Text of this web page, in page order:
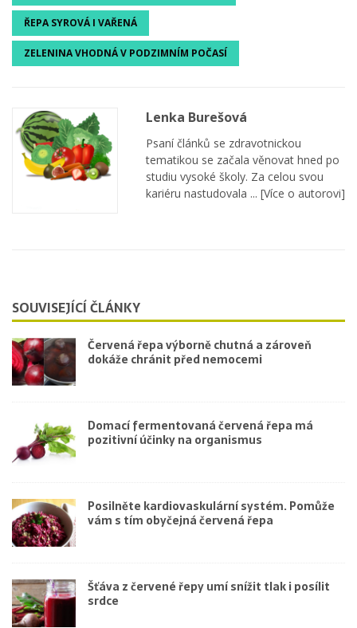
ŘEPA SYROVÁ I VAŘENÁ
ZELENINA VHODNÁ V PODZIMNÍM POČASÍ
Lenka Burešová
Psaní článků se zdravotnickou
tematikou se začala věnovat hned po
studiu vysoké školy. Za celou svou
kariéru nastudovala ... [Více o autorovi]
SOUVISEJÍCÍ ČLÁNKY
Červená řepa výborně chutná a zároveň
dokáže chránit před nemocemi
Domací fermentovaná červená řepa má
pozitivní účinky na organismus
Posilněte kardiovaskulární systém. Pomůže
vám s tím obyčejná červená řepa
Šťáva z červené řepy umí snížit tlak i posílit
srdce